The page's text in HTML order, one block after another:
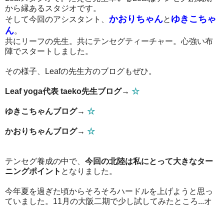
から縁あるスタジオです。
そして今回のアシスタント、 かおりちゃんと ゆきこちゃ
ん。
共にリーフの先生。共にテンセグティーチャー。心強い布
陣でスタートしました。
その様子、Leafの先生方のブログもぜひ。
Leaf yoga代表 taeko先生ブログ→ ☆
ゆきこちゃんブログ→ ☆
かおりちゃんブログ→ ☆
テンセグ養成の中で、 今回の北陸は私にとって大きなター
ニングポイント となりました。
今年夏を過ぎた頃からそろそろハードルを上げようと思っ
ていました。 11 月の大阪二期で少し試してみたところ...オ